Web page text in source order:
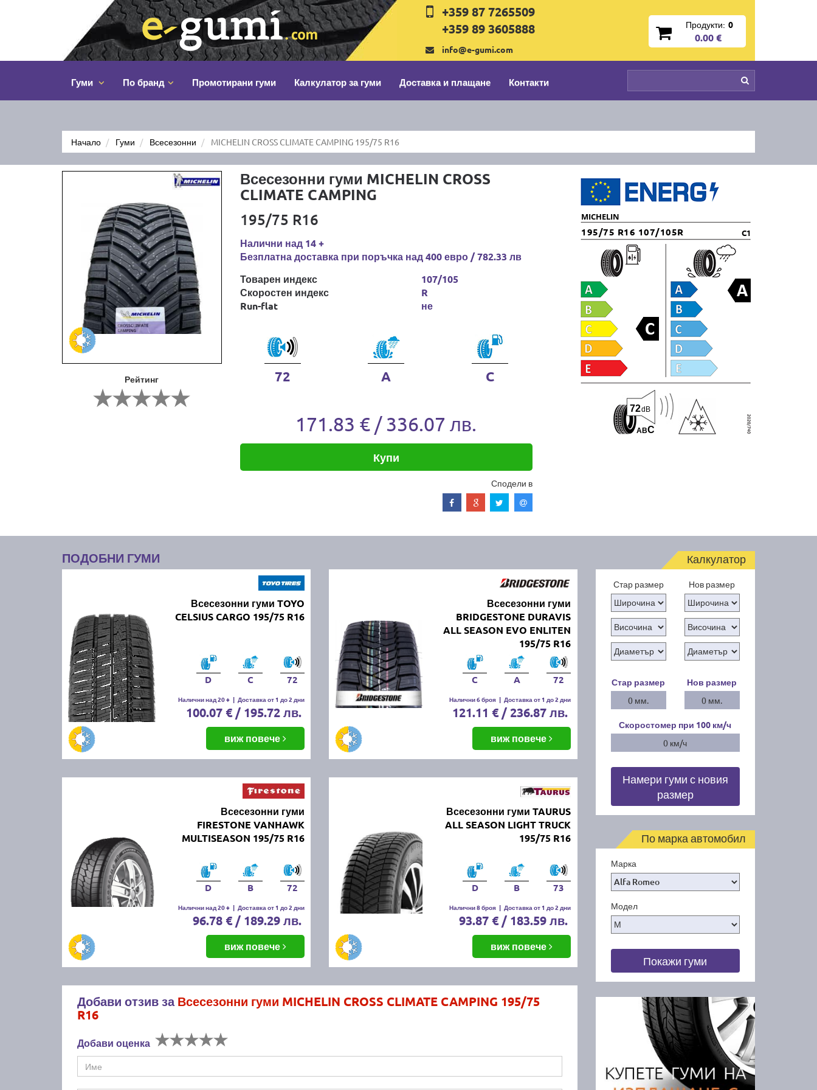
+359 87 7265509
+359 89 3605888
info@e-gumi.com
Продукти: 0
0.00 €
Гуми По бранд Промотирани гуми Калкулатор за гуми Доставка и плащане Контакти
Начало Гуми Всесезонни MICHELIN CROSS CLIMATE CAMPING 195/75 R16
Рейтинг
Всесезонни гуми MICHELIN CROSS
CLIMATE CAMPING
195/75 R16
Налични над 14 +
Безплатна доставка при поръчка над 400 евро / 782.33 лв
Товарен индекс
Скоростен индекс
Run-flat
107/105
R
не
72 A C
171.83 € / 336.07 лв.
Купи
Сподели в
MICHELIN
195/75 R16 107/105R C1
A BC
72dB
ПОДОБНИ ГУМИ
Всесезонни гуми TOYO
CELSIUS CARGO 195/75 R16
D C 72
Налични над 20 + | Доставка от 1 до 2 дни
100.07 € / 195.72 лв.
виж повече
Всесезонни гуми
BRIDGESTONE DURAVIS
ALL SEASON EVO ENLITEN
195/75 R16
C A 72
Налични 6 броя | Доставка от 1 до 2 дни
121.11 € / 236.87 лв.
виж повече
Всесезонни гуми
FIRESTONE VANHAWK
MULTISEASON 195/75 R16
D B 72
Налични над 20 + | Доставка от 1 до 2 дни
96.78 € / 189.29 лв.
виж повече
Всесезонни гуми TAURUS
ALL SEASON LIGHT TRUCK
195/75 R16
D B 73
Налични 8 броя | Доставка от 1 до 2 дни
93.87 € / 183.59 лв.
виж повече
Добави отзив заВсесезонни гуми MICHELIN CROSS CLIMATE CAMPING 195/75
R16
Добави оценка
Калкулатор
Стар размер Нов размер
Стар размер
0 мм.
Нов размер
0 мм.
Скоростомер при 100 км/ч
0 км/ч
Намери гуми с новия
размер
По марка автомобил
Марка
Модел
Покажи гуми